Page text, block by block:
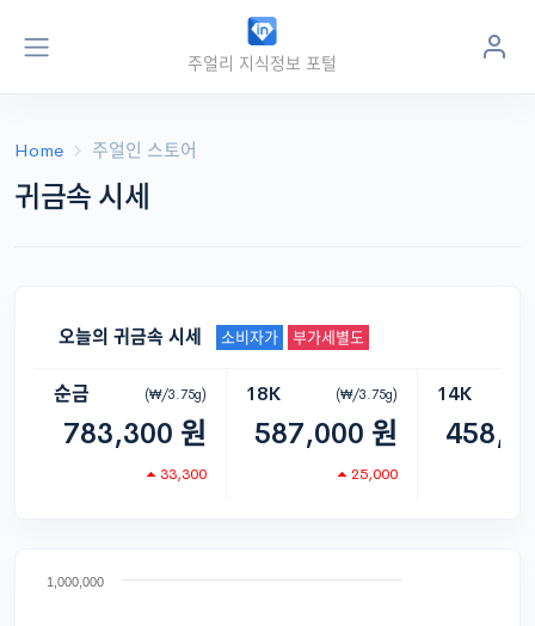
주얼리 지식정보 포털
주얼인
Home 주얼인 스토어
귀금속 시세
오늘의 귀금속 시세 소비자가 부가세별도
순금 (₩/3.75g)
783,300 원
33,300
18K (₩/3.75g)
587,000 원
25,000
14K
1,000,000